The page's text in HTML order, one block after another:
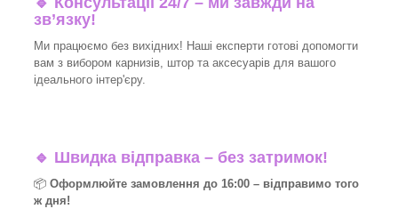
зв’язку!
Ми працюємо без вихідних! Наші експерти готові допомогти
вам з вибором карнизів, штор та аксесуарів для вашого
ідеального інтер'єру.​
🔹 Швидка відправка – без затримок!
📦 Оформлюйте замовлення до 16:00 – відправимо того
ж дня!